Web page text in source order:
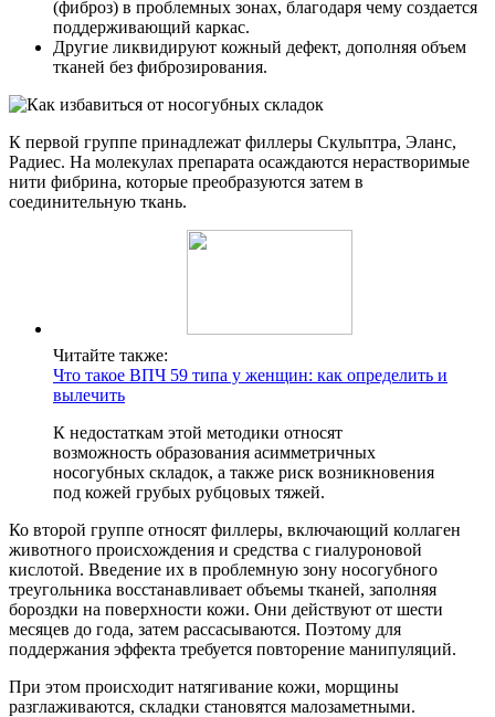
(фиброз) в проблемных зонах, благодаря чему создается
поддерживающий каркас.
Другие ликвидируют кожный дефект, дополняя объем
тканей без фиброзирования.
К первой группе принадлежат филлеры Скульптра, Эланс,
Радиес. На молекулах препарата осаждаются нерастворимые
нити фибрина, которые преобразуются затем в
соединительную ткань.
Читайте также:
Что такое ВПЧ 59 типа у женщин: как определить и
вылечить
К недостаткам этой методики относят
возможность образования асимметричных
носогубных складок, а также риск возникновения
под кожей грубых рубцовых тяжей.
Ко второй группе относят филлеры, включающий коллаген
животного происхождения и средства с гиалуроновой
кислотой. Введение их в проблемную зону носогубного
треугольника восстанавливает объемы тканей, заполняя
бороздки на поверхности кожи. Они действуют от шести
месяцев до года, затем рассасываются. Поэтому для
поддержания эффекта требуется повторение манипуляций.
При этом происходит натягивание кожи, морщины
разглаживаются, складки становятся малозаметными.